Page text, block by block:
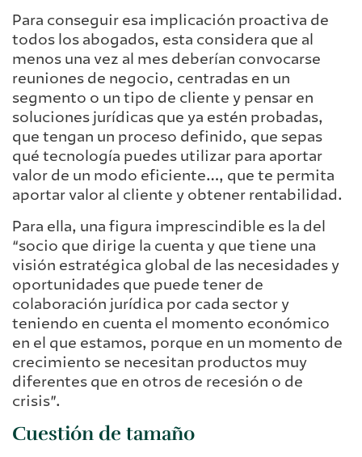
Para conseguir esa implicación proactiva de
todos los abogados, esta considera que al
menos una vez al mes deberían convocarse
reuniones de negocio, centradas en un
segmento o un tipo de cliente y pensar en
soluciones jurídicas que ya estén probadas,
que tengan un proceso definido, que sepas
qué tecnología puedes utilizar para aportar
valor de un modo eficiente…, que te permita
aportar valor al cliente y obtener rentabilidad.
Para ella, una figura imprescindible es la del
“socio que dirige la cuenta y que tiene una
visión estratégica global de las necesidades y
oportunidades que puede tener de
colaboración jurídica por cada sector y
teniendo en cuenta el momento económico
en el que estamos, porque en un momento de
crecimiento se necesitan productos muy
diferentes que en otros de recesión o de
crisis”.
Cuestión de tamaño